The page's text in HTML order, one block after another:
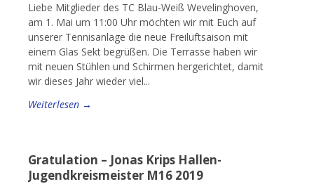
Liebe Mitglieder des TC Blau-Weiß Wevelinghoven,
am 1. Mai um 11:00 Uhr möchten wir mit Euch auf
unserer Tennisanlage die neue Freiluftsaison mit
einem Glas Sekt begrüßen. Die Terrasse haben wir
mit neuen Stühlen und Schirmen hergerichtet, damit
wir dieses Jahr wieder viel...
Weiterlesen →
Gratulation – Jonas Krips Hallen-
Jugendkreismeister M16 2019